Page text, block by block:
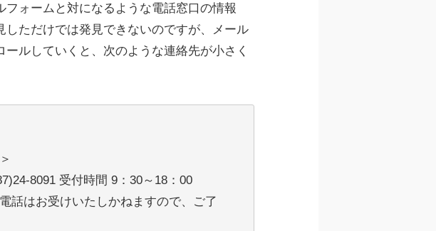
ォームと対になるような電話窓口の情報
ただけでは発見できないのですが、メール
ルしていくと、次のような連絡先が小さく
8091 受付時間 9：30～18：00
話はお受けいたしかねますので、ご了